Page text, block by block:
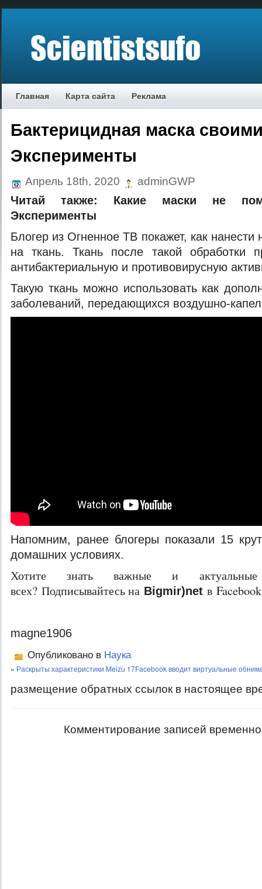
Главная Карта сайта Реклама
Бактерицидная маска
Эксперименты
Апрель 18th, 2020 adminGWP
Читай также: Какие маски не
Эксперименты
Блогер из Огненное ТВ покажет, как нанести
на ткань. Ткань после такой обработки
антибактериальную и противовирусную
Такую ткань можно использовать как
заболеваний, передающихся воздушно-
Напомним, ранее блогеры показали 15
домашних условиях.
Хотите знать важные и
всех? Подписывайтесь на Bigmir)net в
magne1906
Опубликовано в Наука
« Раскрыты характеристики Meizu 17Facebook вводит виртуальные
размещение обратных ссылок в настоящее
Комментирование записей